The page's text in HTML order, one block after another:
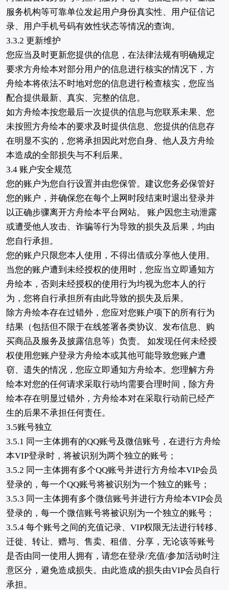
服务机构等可靠单位发起用户身份真实性、用户征信记
录、用户手机号码有效性状态等情况的查询。
3.3.2 更新维护
您应当及时更新您提供的信息，在法律法规有明确规定
要求方舟绘本对部分用户的信息进行核实的情况下，方
舟绘本将依法不时地对您的信息进行检查核实，您应当
配合提供最新、真实、完整的信息。
如方舟绘本按您最后一次提供的信息与您联系未果、您
未按照方舟绘本的要求及时提供信息、您提供的信息存
在明显不实的，您将承担因此对您自身、他人及方舟绘
本造成的全部损失与不利后果。
3.4 账户安全规范
您的账户为您自行设置并由您保管。建议您务必保管好
您的账户，并确保您在每个上网时段结束时退出登录并
以正确步骤离开方舟绘本平台网站。 账户因您主动泄露
或遭受他人攻击、诈骗等行为导致的损失及后果，均由
您自行承担。
您的账户只限您本人使用，不得出借或分享他人使用。
当您的账户遭到未经授权的使用时，您应当立即通知方
舟绘本，否则未经授权的使用行为均视为您本人的行
为，您将自行承担所有由此导致的损失及后果。
除方舟绘本存在过错外，您应对您账户项下的所有行为
结果（包括但不限于在线签署各类协议、发布信息、购
买商品及服务及披露信息等）负责。 如发现任何未经授
权使用您账户登录方舟绘本或其他可能导致您账户遭
窃、遗失的情况，您应立即通知方舟绘本。您理解方舟
绘本对您的任何请求采取行动均需要合理时间，除方舟
绘本存在明显过错外，方舟绘本对在采取行动前已经产
生的后果不承担任何责任。
3.5账号独立
3.5.1 同一主体拥有的QQ账号及微信账号，在进行方舟绘
本VIP登录时，将被识别为两个独立的账号；
3.5.2 同一主体拥有多个QQ账号并进行方舟绘本VIP会员
登录的，每一个QQ账号将被识别为一个独立的账号；
3.5.3 同一主体拥有多个微信账号并进行方舟绘本VIP会员
登录的，每一个微信账号将被识别为一个独立的账号；
3.5.4 每个账号之间的充值记录、VIP权限无法进行转移、
迁徙、转让、赠与、售卖、租借、分享，无论该等账号
是否由同一使用人拥有，请您在登录/充值/参加活动时注
意区分，避免造成损失。由此造成的损失由VIP会员自行
承担。